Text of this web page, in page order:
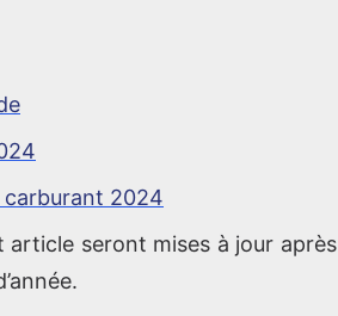
carburant 2024
seront mises à jour après